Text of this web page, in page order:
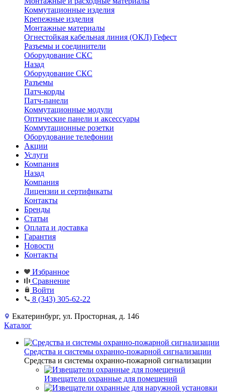
Коммутационные изделия
Крепежные изделия
Монтажные материалы
Огнестойкая кабельная линия (ОКЛ) Гефест
Разъемы и соединители
Оборудование СКС
Назад
Оборудование СКС
Разъемы
Патч-корды
Патч-панели
Коммутационные модули
Оптические панели и аксессуары
Коммутационные розетки
Оборудование телефонии
Акции
Услуги
Компания
Назад
Компания
Лицензии и сертификаты
Контакты
Бренды
Статьи
Оплата и доставка
Гарантия
Новости
Контакты
Избранное
Сравнение
Войти
8 (343) 305-62-22
Екатеринбург, ул. Просторная, д. 146
Каталог
Средства и системы охранно-пожарной сигнализации
Средства и системы охранно-пожарной сигнализации
Извещатели охранные для помещений